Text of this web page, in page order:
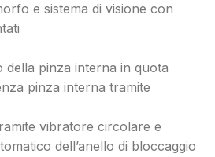
e sistema di visione con
della pinza interna in quota
pinza interna tramite
vibratore circolare e
dell’anello di bloccaggio